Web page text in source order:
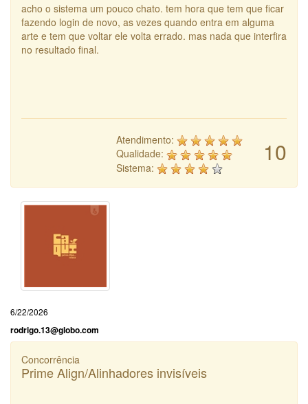
acho o sistema um pouco chato. tem hora que tem que ficar
fazendo login de novo, as vezes quando entra em alguma
arte e tem que voltar ele volta errado. mas nada que interfira
no resultado final.
10
Atendimento:
Qualidade:
Sistema:
6/22/2026
rodrigo.13@globo.com
Concorrência
Prime Align/Alinhadores invisíveis